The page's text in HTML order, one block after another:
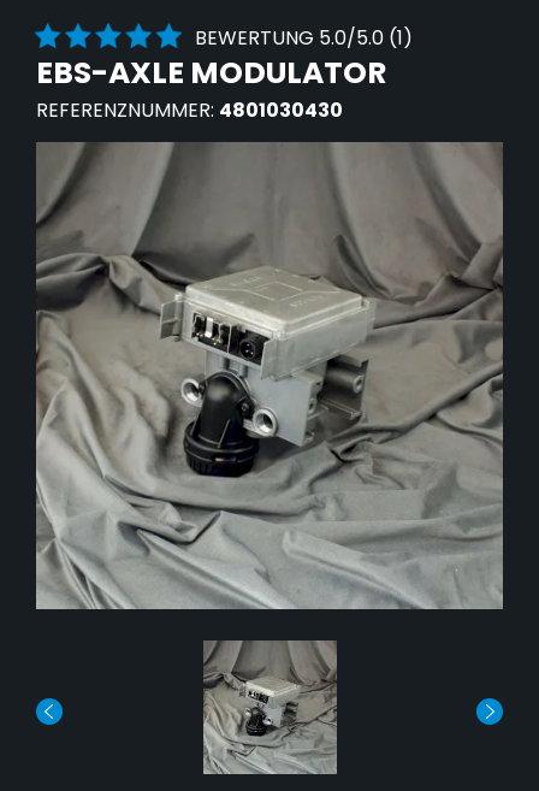
BEWERTUNG 5.0/5.0 (1)
EBS-AXLE MODULATOR
REFERENZNUMMER: 4801030430